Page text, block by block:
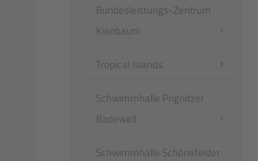
Bundesleistungs-Zentrum
Kienbaum
Tropical Islands
Schwimmhalle Prignitzer
Badewelt
Schwimmhalle Schönefelder